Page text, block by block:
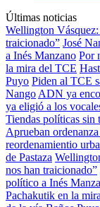
Últimas noticias
Wellington
traicionado” José
a Inés Manzano Por
la mira del TCE
Puyo Piden al TCE
Nango ADN ya
ya eligió a los
Tiendas políticas sin
Aprueban
reordenamientio
de Pastaza
nos han traicionado”
político a Inés
Pachakutik en la